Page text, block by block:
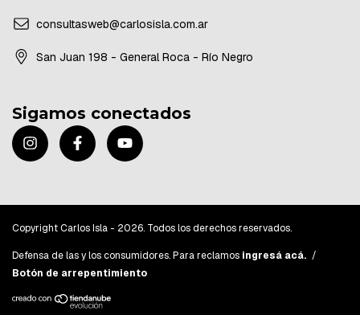
consultasweb@carlosisla.com.ar
San Juan 198 - General Roca - Río Negro
Sigamos conectados
Copyright Carlos Isla - 2026. Todos los derechos reservados.
Defensa de las y los consumidores. Para reclamos ingresá acá. /
Botón de arrepentimiento